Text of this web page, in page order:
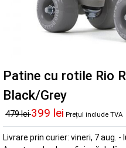
Patine cu rotile Rio
Black/Grey
479 lei399 lei Prețul include TVA
Livrare prin curier: vineri, 7 aug. -